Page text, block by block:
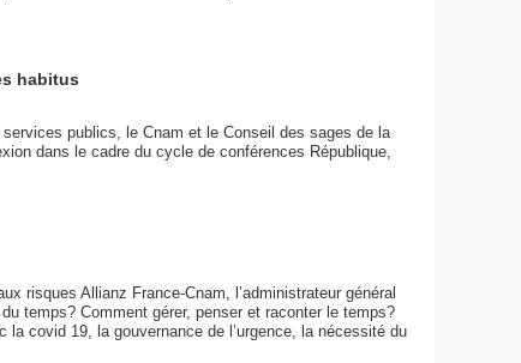
habitus
publics, le Cnam et le Conseil des sages de la
dans le cadre du cycle de conférences République,
risques Allianz France-Cnam, l’administrateur général
temps? Comment gérer, penser et raconter le temps?
covid 19, la gouvernance de l’urgence, la nécessité du